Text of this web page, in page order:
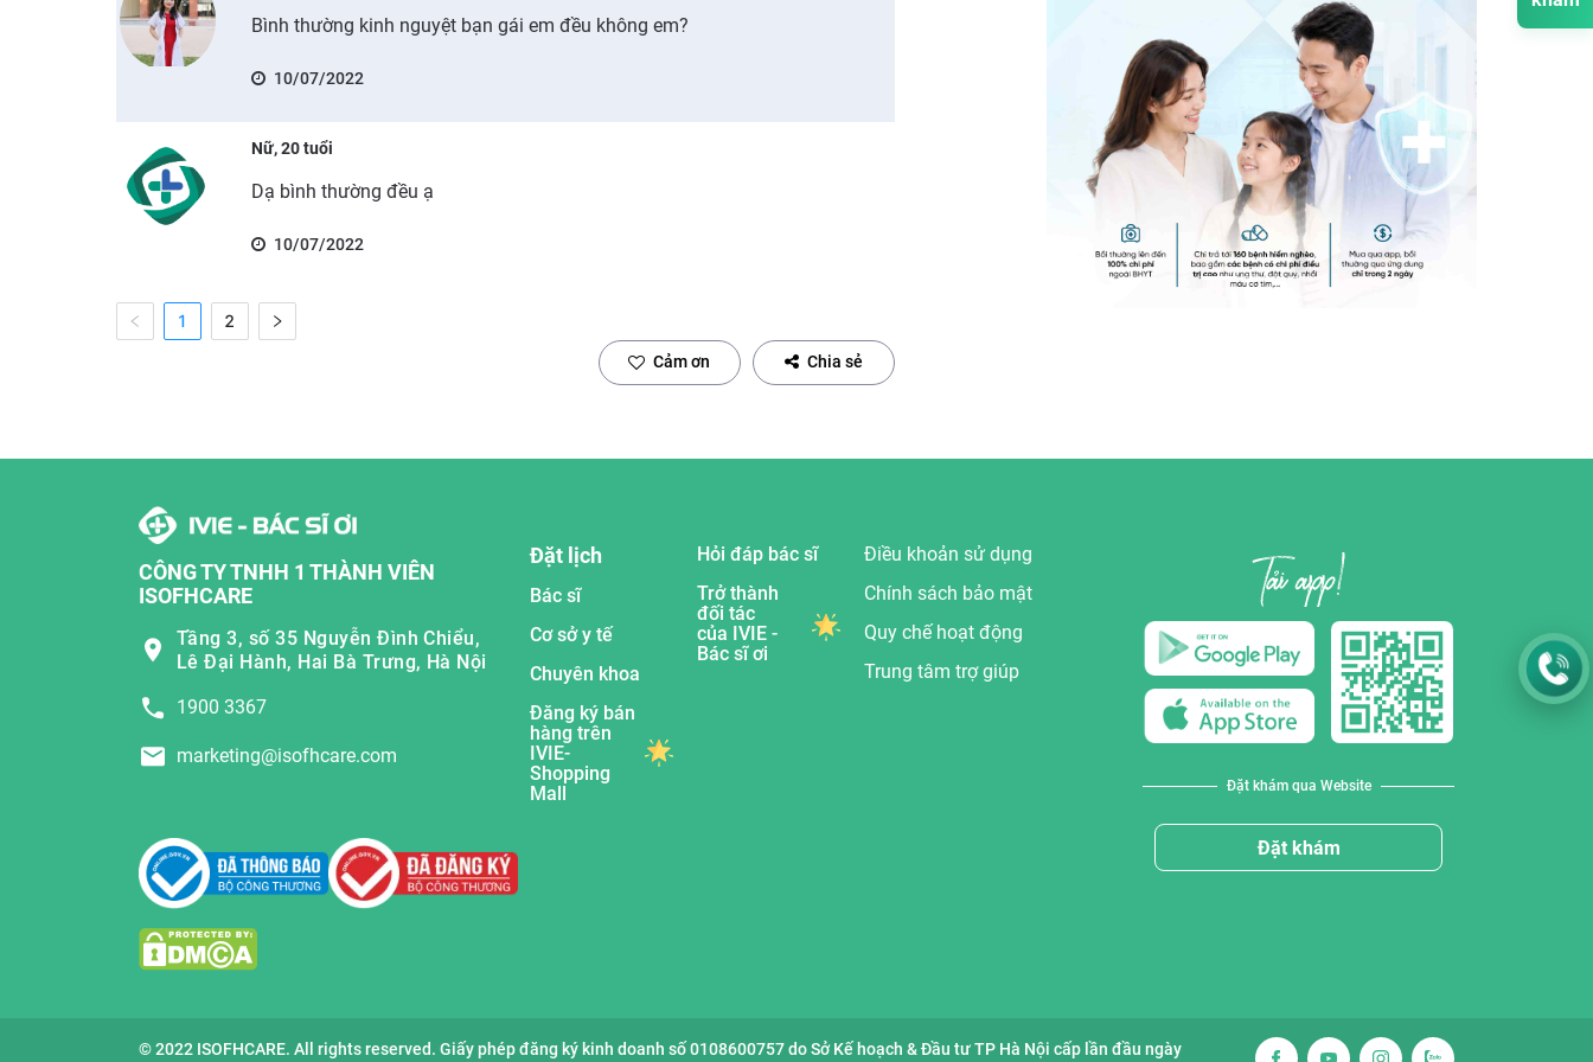
Bình thường kinh nguyệt bạn gái em đều không em?
10/07/2022
Nữ, 20 tuổi
Dạ bình thường đều ạ
10/07/2022
1 2
Cảm ơn Chia sẻ
CÔNG TY TNHH 1 THÀNH VIÊN
ISOFHCARE
Tầng 3, số 35 Nguyễn Đình Chiểu,
Lê Đại Hành, Hai Bà Trưng, Hà Nội
1900 3367
marketing@isofhcare.com
Đặt lịch
Bác sĩ
Cơ sở y tế
Chuyên khoa
Đăng ký bán
hàng trên
IVIE-
Shopping
Mall
Hỏi đáp bác sĩ
Trở thành
đối tác
của IVIE -
Bác sĩ ơi
Điều khoản sử dụng
Chính sách bảo mật
Quy chế hoạt động
Trung tâm trợ giúp
Đặt khám qua Website
Đặt khám
© 2022 ISOFHCARE. All rights reserved. Giấy phép đăng ký kinh doanh số 0108600757 do Sở Kế hoạch & Đầu tư TP Hà Nội cấp lần đầu ngày